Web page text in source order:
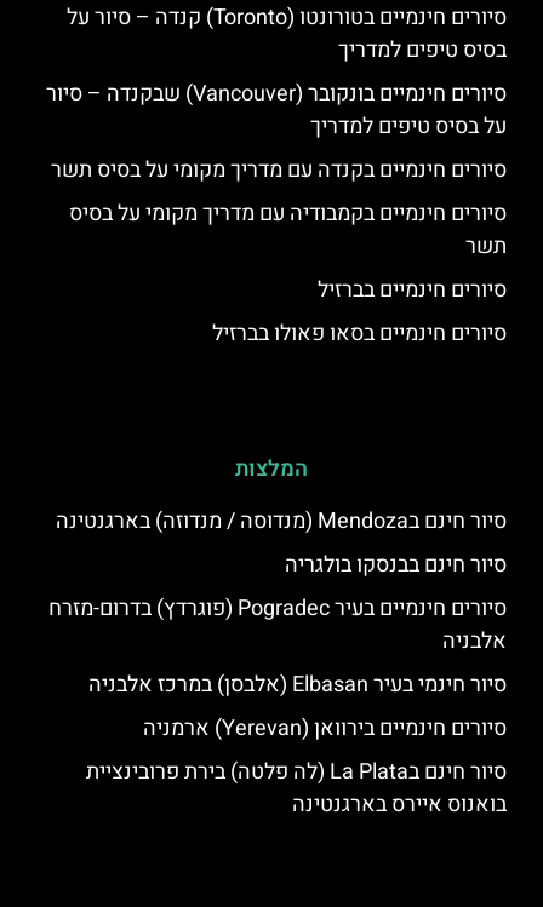
סיורים חינמיים בטורונטו (Toronto) קנדה – סיור על
בסיס טיפים למדריך
סיורים חינמיים בונקובר (Vancouver) שבקנדה – סיור
על בסיס טיפים למדריך
סיורים חינמיים בקנדה עם מדריך מקומי על בסיס תשר
סיורים חינמיים בקמבודיה עם מדריך מקומי על בסיס
תשר
סיורים חינמיים בברזיל
סיורים חינמיים בסאו פאולו בברזיל
המלצות
סיור חינם בMendoza (מנדוסה / מנדוזה) בארגנטינה
סיור חינם בבנסקו בולגריה
סיורים חינמיים בעיר Pogradec (פוגרדץ) בדרום-מזרח
אלבניה
סיור חינמי בעיר Elbasan (אלבסן) במרכז אלבניה
סיורים חינמיים בירוואן (Yerevan) ארמניה
סיור חינם בLa Plata (לה פלטה) בירת פרובינציית
בואנוס איירס בארגנטינה